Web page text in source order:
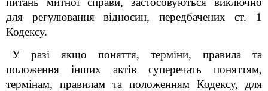
для регулювання відносин, передбачених ст. 1
Кодексу.
У разі якщо поняття, терміни, правила та
положення інших актів суперечать поняттям,
термінам, правилам та положенням Кодексу, для